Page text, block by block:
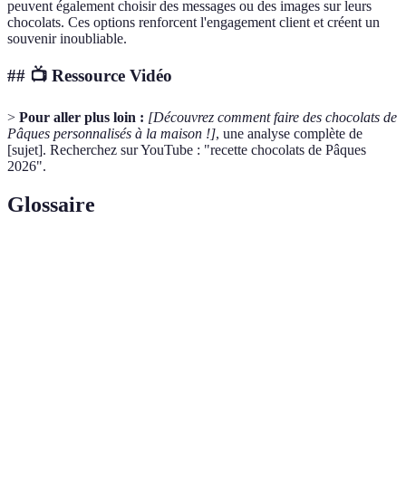
peuvent également choisir des messages ou des images sur leurs
chocolats. Ces options renforcent l'engagement client et créent un
souvenir inoubliable.
## 📺 Ressource Vidéo
> Pour aller plus loin : [Découvrez comment faire des chocolats de
Pâques personnalisés à la maison !], une analyse complète de
[sujet]. Recherchez sur YouTube : "recette chocolats de Pâques
2026".
Glossaire